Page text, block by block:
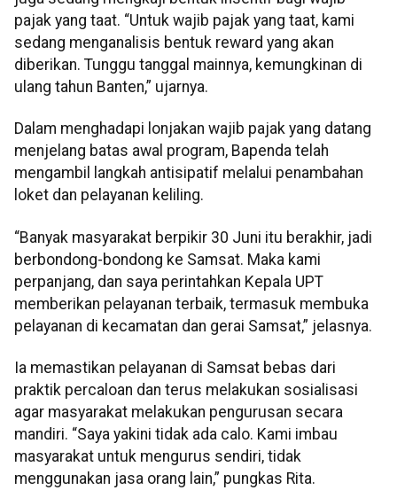
pajak yang taat. “Untuk wajib pajak yang taat, kami
sedang menganalisis bentuk reward yang akan
diberikan. Tunggu tanggal mainnya, kemungkinan di
ulang tahun Banten,” ujarnya.
Dalam menghadapi lonjakan wajib pajak yang datang
menjelang batas awal program, Bapenda telah
mengambil langkah antisipatif melalui penambahan
loket dan pelayanan keliling.
“Banyak masyarakat berpikir 30 Juni itu berakhir, jadi
berbondong-bondong ke Samsat. Maka kami
perpanjang, dan saya perintahkan Kepala UPT
memberikan pelayanan terbaik, termasuk membuka
pelayanan di kecamatan dan gerai Samsat,” jelasnya.
Ia memastikan pelayanan di Samsat bebas dari
praktik percaloan dan terus melakukan sosialisasi
agar masyarakat melakukan pengurusan secara
mandiri. “Saya yakini tidak ada calo. Kami imbau
masyarakat untuk mengurus sendiri, tidak
menggunakan jasa orang lain,” pungkas Rita.